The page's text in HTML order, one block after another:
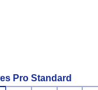
Pro Standard